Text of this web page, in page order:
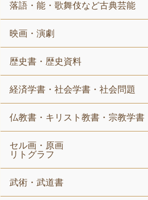
落語・能・歌舞伎など古典芸能
映画・演劇
歴史書・歴史資料
経済学書・社会学書・社会問題
仏教書・キリスト教書・宗教学書
セル画・原画
リトグラフ
武術・武道書